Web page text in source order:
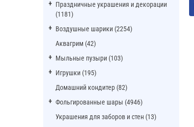
Праздничные украшения и декорации
(1181)
Воздушные шарики (2254)
Аквагрим (42)
Мыльные пузыри (103)
Игрушки (195)
Домашний кондитер (82)
Фольгированные шары (4946)
Украшения для заборов и стен (13)